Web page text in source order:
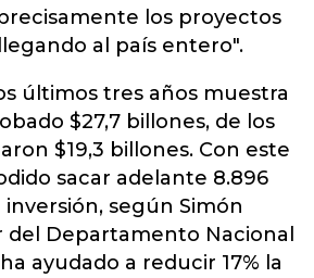
los proyectos
al país entero".
últimos tres años muestra
$27,7 billones, de los
$19,3 billones. Con este
sacar adelante 8.896
inversión, según Simón
del Departamento Nacional
ayudado a reducir 17% la